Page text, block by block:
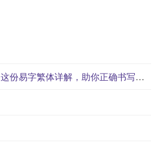
繁体详解，助你正确书写汉字_汉字繁体学习